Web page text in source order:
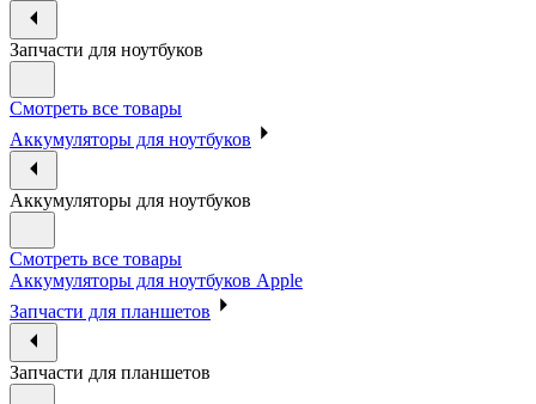
Запчасти для ноутбуков
Смотреть все товары
Аккумуляторы для ноутбуков
Аккумуляторы для ноутбуков
Смотреть все товары
Аккумуляторы для ноутбуков Apple
Запчасти для планшетов
Запчасти для планшетов